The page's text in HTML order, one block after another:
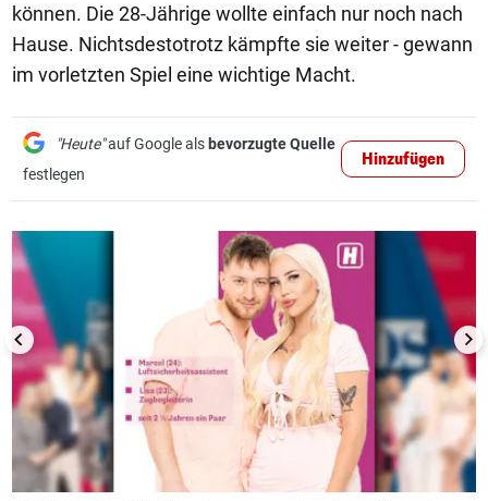
können. Die 28-Jährige wollte einfach nur noch nach
Hause. Nichtsdestotrotz kämpfte sie weiter - gewann
im vorletzten Spiel eine wichtige Macht.
"Heute"auf Google als bevorzugte Quelle
festlegen
Hinzufügen
1/8